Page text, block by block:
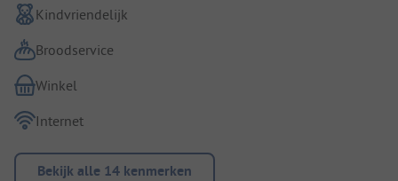
Kindvriendelijk
Broodservice
Winkel
Internet
Bekijk alle 14 kenmerken